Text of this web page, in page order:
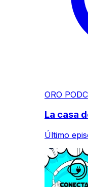
ORO
La casa
Último